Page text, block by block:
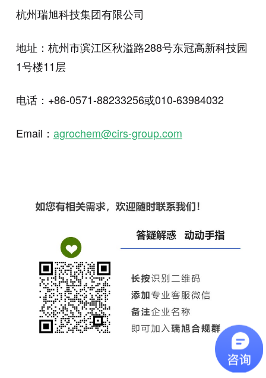
杭州瑞旭科技集团有限公司
地址：杭州市滨江区秋溢路288号东冠高新科技园
1号楼11层
电话：+86-0571-88233256或010-63984032
Email： agrochem@cirs-group.com